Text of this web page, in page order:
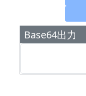
Base64出力